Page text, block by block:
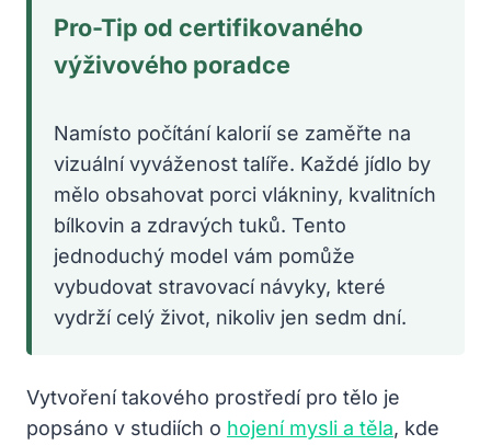
Pro-Tip od certifikovaného
výživového poradce
Namísto počítání kalorií se zaměřte na
vizuální vyváženost talíře. Každé jídlo by
mělo obsahovat porci vlákniny, kvalitních
bílkovin a zdravých tuků. Tento
jednoduchý model vám pomůže
vybudovat stravovací návyky, které
vydrží celý život, nikoliv jen sedm dní.
Vytvoření takového prostředí pro tělo je
popsáno v studiích o hojení mysli a těla, kde